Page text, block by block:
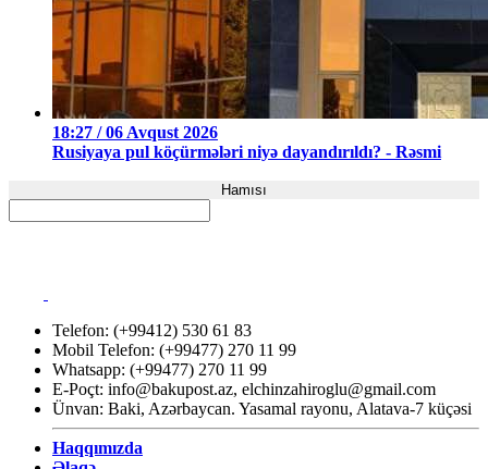
18:27 / 06 Avqust 2026
Rusiyaya pul köçürmələri niyə dayandırıldı? - Rəsmi
Hamısı
Telefon: (+99412) 530 61 83
Mobil Telefon: (+99477) 270 11 99
Whatsapp: (+99477) 270 11 99
E-Poçt: info@bakupost.az, elchinzahiroglu@gmail.com
Ünvan: Baki, Azərbaycan. Yasamal rayonu, Alatava-7 küçəsi
Haqqımızda